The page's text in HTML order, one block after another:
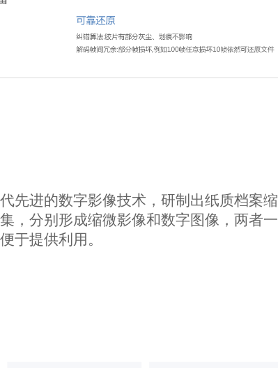
先进的数字影像技术，研制出纸质档案缩
，分别形成缩微影像和数字图像，两者一
于提供利用。